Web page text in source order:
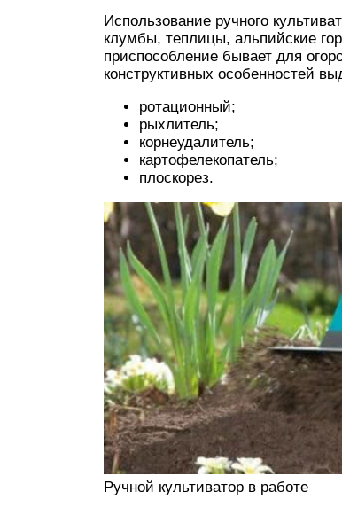
Использование ручного
клумбы, теплицы, альпийские
приспособление бывает для
конструктивных особенностей
ротационный;
рыхлитель;
корнеудалитель;
картофелекопатель;
плоскорез.
Ручной культиватор в работе